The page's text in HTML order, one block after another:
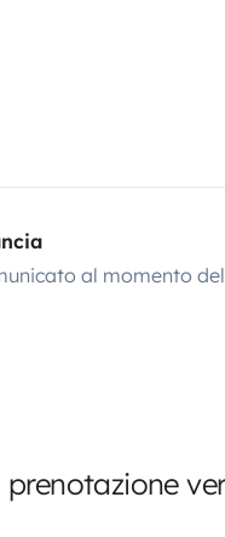
al momento
prenotazione